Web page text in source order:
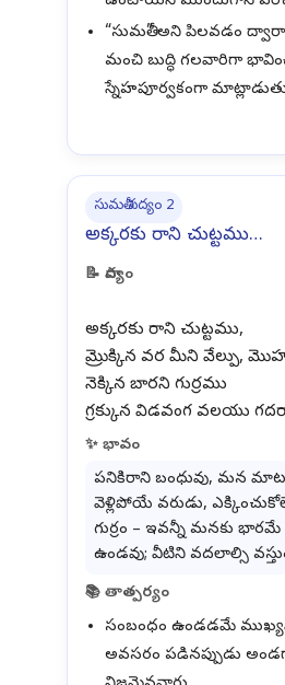
“సుమతీ” అని పిలవడం
మంచి బుద్ధి గలవారిగా
స్నేహపూర్వకంగా
సుమతీ పద్యం 2
అక్కరకు రాని చుట్టము…
📝 పాద్యం
అక్కరకు రాని చుట్టము,
మ్రొక్కిన వర మీని వేల్పు,
నెక్కిన బారని గుర్రము
✨ భావం
పనికిరాని బంధువు, మన మాట
వెళ్లిపోయే వరుడు,
గుర్రం – ఇవన్నీ మనకు
ఉండవు; వీటిని వదలాల్సి
📚 తాత్పర్యం
సంబంధం ఉండడమే
అవసరం పడినప్పుడు